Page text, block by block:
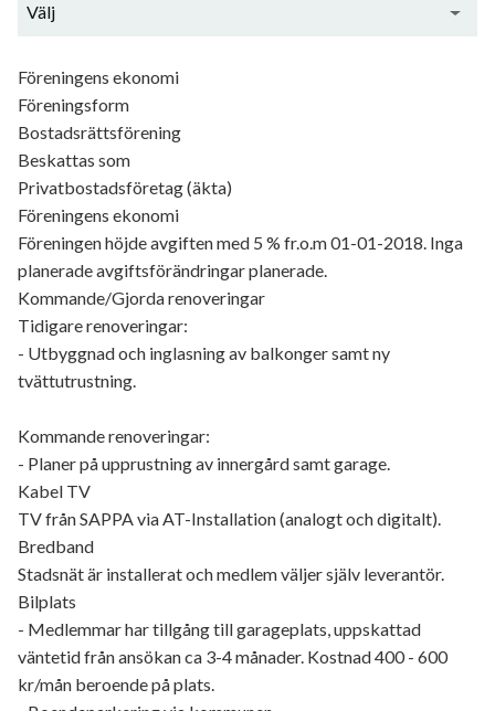
Välj
Föreningens ekonomi
Föreningsform
Bostadsrättsförening
Beskattas som
Privatbostadsföretag (äkta)
Föreningens ekonomi
Föreningen höjde avgiften med 5 % fr.o.m 01-01-2018. Inga
planerade avgiftsförändringar planerade.
Kommande/Gjorda renoveringar
Tidigare renoveringar:
- Utbyggnad och inglasning av balkonger samt ny
tvättutrustning.
Kommande renoveringar:
- Planer på upprustning av innergård samt garage.
Kabel TV
TV från SAPPA via AT-Installation (analogt och digitalt).
Bredband
Stadsnät är installerat och medlem väljer själv leverantör.
Bilplats
- Medlemmar har tillgång till garageplats, uppskattad
väntetid från ansökan ca 3-4 månader. Kostnad 400 - 600
kr/mån beroende på plats.